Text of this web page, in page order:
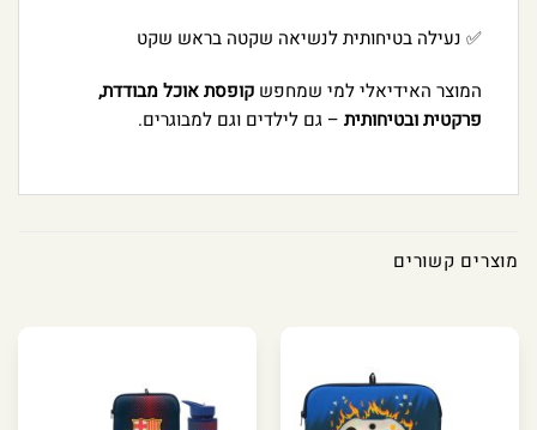
✅ נעילה בטיחותית לנשיאה שקטה בראש שקט
המוצר האידיאלי למי שמחפש קופסת אוכל מבודדת,
פרקטית ובטיחותית – גם לילדים וגם למבוגרים.
מוצרים קשורים